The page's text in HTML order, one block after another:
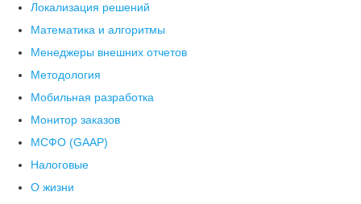
Локализация решений
Математика и алгоритмы
Менеджеры внешних отчетов
Методология
Мобильная разработка
Монитор заказов
МСФО (GAAP)
Налоговые
О жизни